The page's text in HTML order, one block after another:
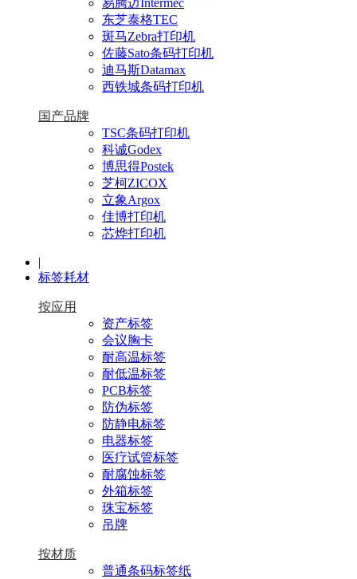
东芝泰格TEC
斑马Zebra打印机
佐藤Sato条码打印机
迪马斯Datamax
西铁城条码打印机
国产品牌
TSC条码打印机
科诚Godex
博思得Postek
芝柯ZICOX
立象Argox
佳博打印机
芯烨打印机
|
标签耗材
按应用
资产标签
会议胸卡
耐高温标签
耐低温标签
PCB标签
防伪标签
防静电标签
电器标签
医疗试管标签
耐腐蚀标签
外箱标签
珠宝标签
吊牌
按材质
普通条码标签纸